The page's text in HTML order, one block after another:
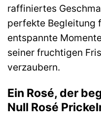
raffiniertes
perfekte Begleitung
entspannte
seiner fruchtigen
verzaubern.
Ein Rosé, der
Null Rosé